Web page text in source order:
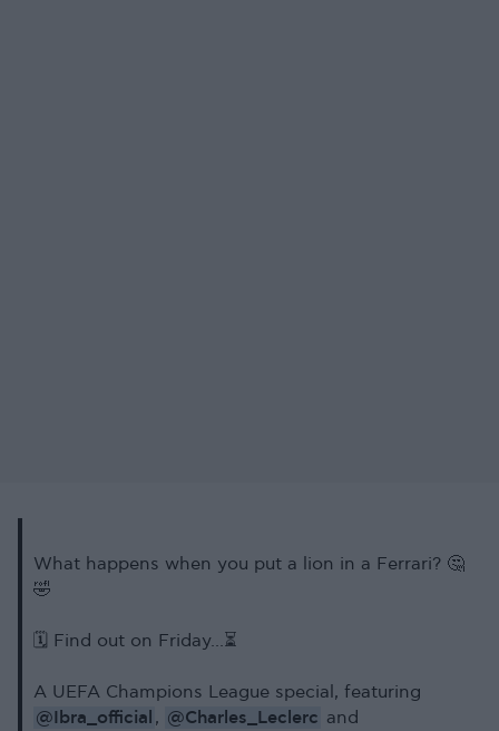
What happens when you put a lion in a Ferrari? 🤔
🤣
🗓️ Find out on Friday...⏳
A UEFA Champions League special, featuring
@Ibra_official , @Charles_Leclerc and